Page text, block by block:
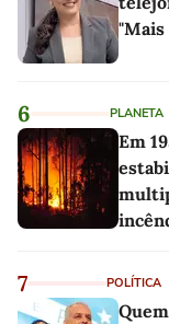
"Mais
6 PLANETA
Em
7 POLÍTICA